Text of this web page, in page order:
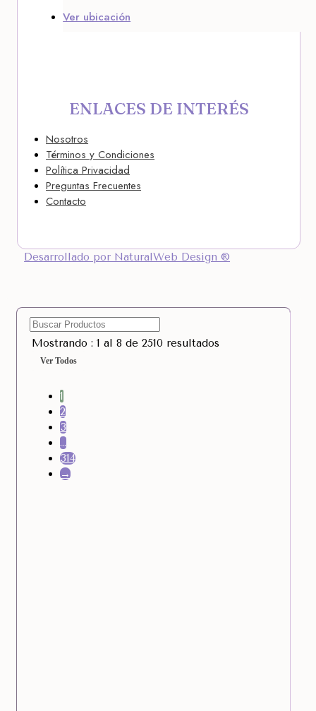
Ver ubicación
ENLACES DE INTERÉS
Nosotros
Términos y Condiciones
Política Privacidad
Preguntas Frecuentes
Contacto
Desarrollado por NaturalWeb Design ®
Mostrando : 1 al 8 de 2510 resultados
Ver Todos
1
2
3
…
314
→